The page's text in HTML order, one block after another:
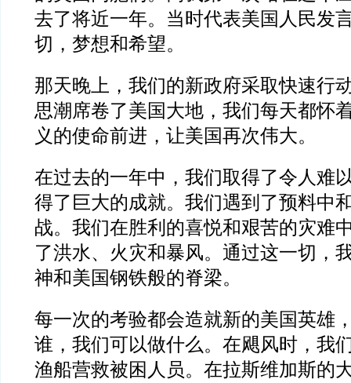
去了将近一年。当时代表美国人民发
切，梦想和希望。
那天晚上，我们的新政府采取快速行
思潮席卷了美国大地，我们每天都怀
义的使命前进，让美国再次伟大。
在过去的一年中，我们取得了令人难
得了巨大的成就。我们遇到了预料中
战。我们在胜利的喜悦和艰苦的灾难
了洪水、火灾和暴风。通过这一切，
神和美国钢铁般的脊梁。
每一次的考验都会造就新的美国英雄
谁，我们可以做什么。在飓风时，我
渔船营救被困人员。在拉斯维加斯的